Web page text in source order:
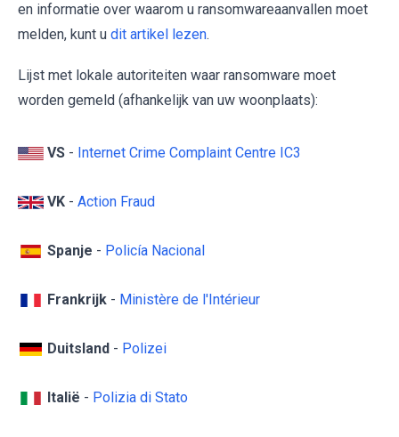
en informatie over waarom u ransomwareaanvallen moet
melden, kunt u dit artikel lezen.
Lijst met lokale autoriteiten waar ransomware moet
worden gemeld (afhankelijk van uw woonplaats):
VS - Internet Crime Complaint Centre IC3
VK - Action Fraud
Spanje - Policía Nacional
Frankrijk - Ministère de l'Intérieur
Duitsland - Polizei
Italië - Polizia di Stato